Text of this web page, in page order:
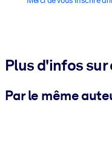
Plus d'infos sur
Par le même